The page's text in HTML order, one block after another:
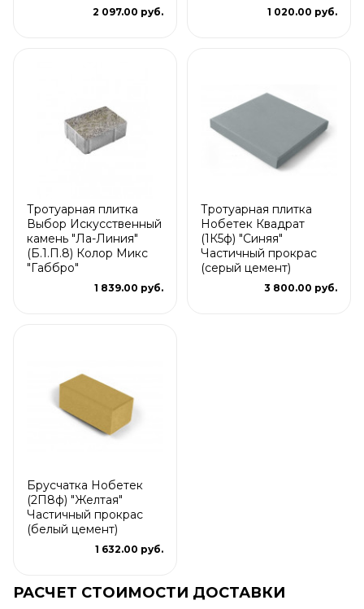
2 097.00 руб. 1 020.00 руб.
Тротуарная плитка
Выбор Искусственный
камень "Ла-Линия"
(Б.1.П.8) Колор Микс
"Габбро"
1 839.00 руб.
Тротуарная плитка
Нобетек Квадрат
(1К5ф) "Синяя"
Частичный прокрас
(серый цемент)
3 800.00 руб.
Брусчатка Нобетек
(2П8ф) "Желтая"
Частичный прокрас
(белый цемент)
1 632.00 руб.
РАСЧЕТ СТОИМОСТИ ДОСТАВКИ